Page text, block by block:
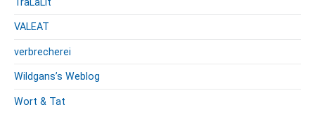
VALEAT
verbrecherei
Wildgans’s Weblog
Wort & Tat